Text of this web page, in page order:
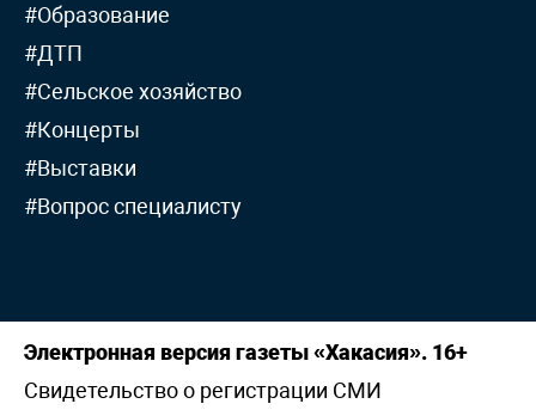
#Образование
#ДТП
#Сельское хозяйство
#Концерты
#Выставки
#Вопрос специалисту
Электронная версия газеты «Хакасия». 16+
Свидетельство о регистрации СМИ